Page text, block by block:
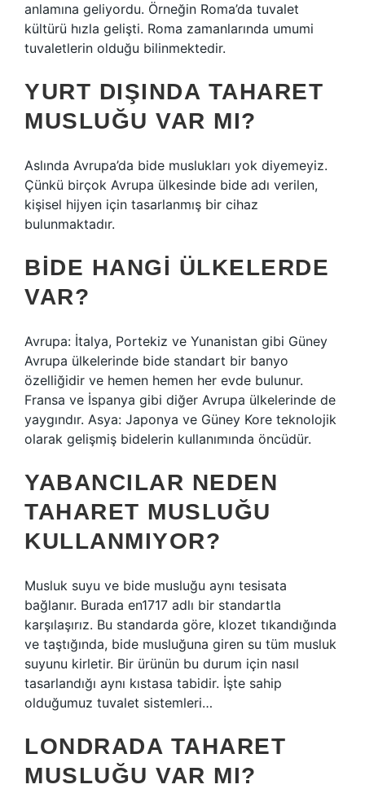
anlamına geliyordu. Örneğin Roma’da tuvalet
kültürü hızla gelişti. Roma zamanlarında umumi
tuvaletlerin olduğu bilinmektedir.
YURT DIŞINDA TAHARET
MUSLUĞU VAR MI?
Aslında Avrupa’da bide muslukları yok diyemeyiz.
Çünkü birçok Avrupa ülkesinde bide adı verilen,
kişisel hijyen için tasarlanmış bir cihaz
bulunmaktadır.
BIDE HANGI ÜLKELERDE
VAR?
Avrupa: İtalya, Portekiz ve Yunanistan gibi Güney
Avrupa ülkelerinde bide standart bir banyo
özelliğidir ve hemen hemen her evde bulunur.
Fransa ve İspanya gibi diğer Avrupa ülkelerinde de
yaygındır. Asya: Japonya ve Güney Kore teknolojik
olarak gelişmiş bidelerin kullanımında öncüdür.
YABANCILAR NEDEN
TAHARET MUSLUĞU
KULLANMIYOR?
Musluk suyu ve bide musluğu aynı tesisata
bağlanır. Burada en1717 adlı bir standartla
karşılaşırız. Bu standarda göre, klozet tıkandığında
ve taştığında, bide musluğuna giren su tüm musluk
suyunu kirletir. Bir ürünün bu durum için nasıl
tasarlandığı aynı kıstasa tabidir. İşte sahip
olduğumuz tuvalet sistemleri…
LONDRADA TAHARET
MUSLUĞU VAR MI?